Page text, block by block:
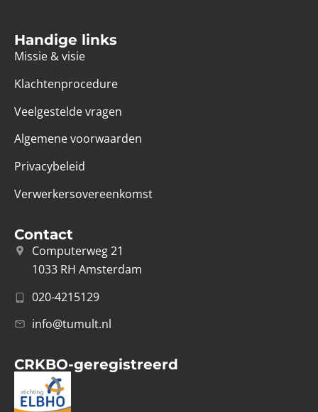
Handige links
Missie & visie
Klachtenprocedure
Veelgestelde vragen
Algemene voorwaarden
Privacybeleid
Verwerkersovereenkomst
Contact
Computerweg 21
1033 RH Amsterdam
020-4215129
info@tumult.nl
CRKBO-geregistreerd